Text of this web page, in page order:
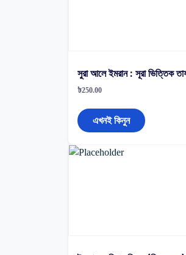
সুরা আলে ইমরান : সূরা ভিত্তিক
৳250.00
এখনই কিনুন